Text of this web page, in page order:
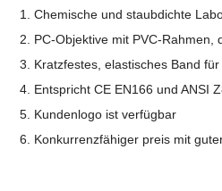
1. Chemische und staubdichte
2. PC-Objektive mit PVC-Rahmen,
3. Kratzfestes, elastisches Band
4. Entspricht CE EN166 und ANSI
5. Kundenlogo ist verfügbar
6. Konkurrenzfähiger preis mit